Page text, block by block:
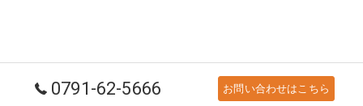
0791-62-5666 お問い合わせはこちら